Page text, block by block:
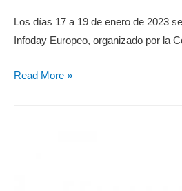
Los días 17 a 19 de enero de 2023
Infoday Europeo, organizado por la
Read More »